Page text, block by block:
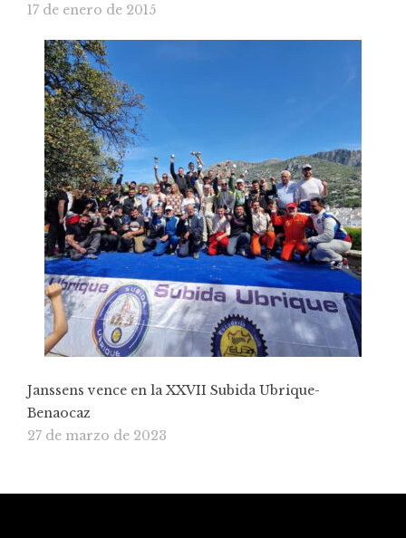
17 de enero de 2015
Janssens vence en la XXVII Subida Ubrique-
Benaocaz
27 de marzo de 2023